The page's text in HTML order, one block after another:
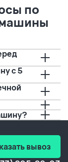
юбилей,
а дети
решили
буквально
за пару
дней до
события.
Если бы
не вы,
не
видать
мне
любимого
день.
по
с 5
вывоз